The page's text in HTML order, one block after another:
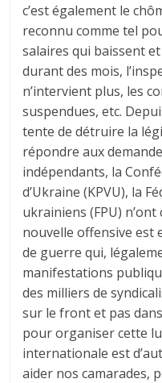
c’est également le
reconnu comme tel
salaires qui baissent
durant des mois,
n’intervient plus, les
suspendues, etc.
tente de détruire la
répondre aux
indépendants, la
d’Ukraine (KPVU), la
ukrainiens (FPU) n’ont
nouvelle offensive est
de guerre qui,
manifestations
des milliers de
sur le front et pas
pour organiser cette
internationale est
aider nos camarades,